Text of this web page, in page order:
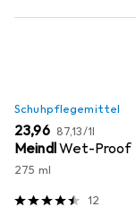
Schuhpflegemittel
EUR
23,96 EUR
87,13/1l
MeindlWet-Proof
275 ml
12